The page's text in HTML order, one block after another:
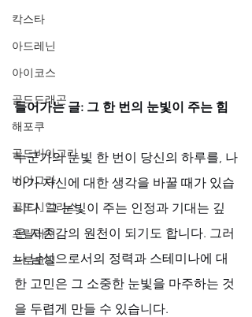
칵스타
아드레닌
아이코스
골드드래곤
해포쿠
골드비아그라
비아그라
골드시알리스
프릴리지
프로코밀
들어가는 글: 그 한 번의 눈빛이 주는 힘
누군가의 눈빛 한 번이 당신의 하루를, 나
아가 자신에 대한 생각을 바꿀 때가 있습
니다. 그 눈빛이 주는 인정과 기대는 깊
은 자존감의 원천이 되기도 합니다. 그러
나 남성으로서의 정력과 스테미나에 대
한 고민은 그 소중한 눈빛을 마주하는 것
을 두렵게 만들 수 있습니다.